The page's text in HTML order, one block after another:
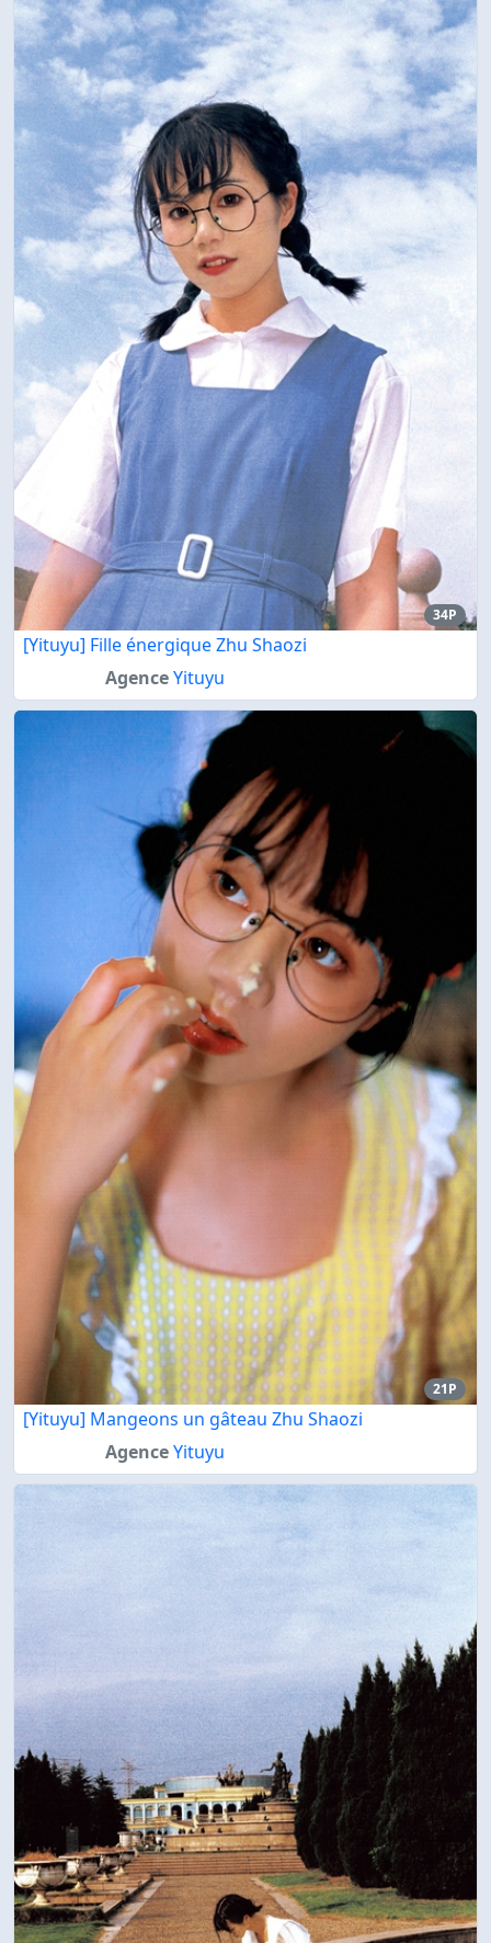
34P
[Yituyu] Fille énergique Zhu Shaozi
AgenceYituyu
21P
[Yituyu] Mangeons un gâteau Zhu Shaozi
AgenceYituyu